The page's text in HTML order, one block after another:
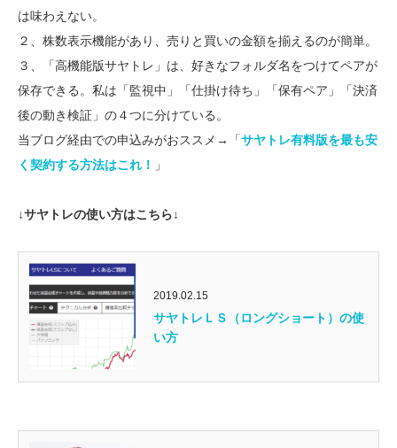
は味わえない。
２、株数表示機能があり、売りと買いの金額を揃えるのが簡単。
３、「高機能版サヤトレ」は、好きなフォルダ名をつけてペアが
保存できる。私は「監視中」「仕掛け待ち」「保有ペア」「決済
後の動き検証」の４つに分けている。
当ブログ経由での申込みがおススメ→「サヤトレ有料版を最も安
く契約する方法はこれ！
」
↓サヤトレの使い方はこちら↓
2019.02.15
サヤトレＬＳ（ロングショート）の使
い方